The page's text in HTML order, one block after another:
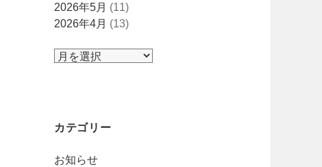
イ
ブ
2026年5月 (11)
2026年4月 (13)
カテゴリー
お知らせ